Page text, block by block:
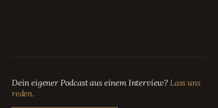
Dein eigener Podcast aus einem Interview?Lass uns
reden.